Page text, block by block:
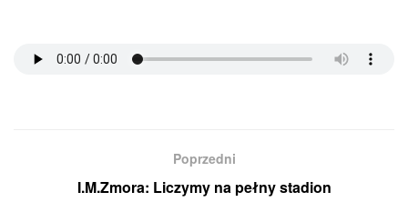
Poprzedni
I.M.Zmora: Liczymy na pełny stadion